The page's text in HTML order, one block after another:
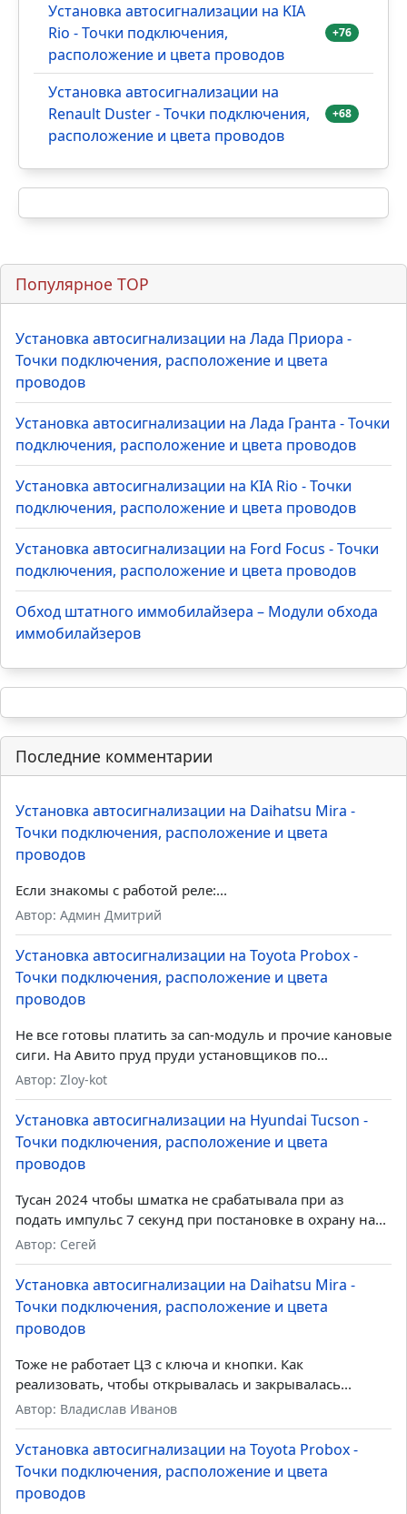
Установка автосигнализации на KIA
Rio - Точки подключения,
расположение и цвета проводов
+76
Установка автосигнализации на
Renault Duster - Точки подключения,
расположение и цвета проводов
+68
Популярное TOP
Установка автосигнализации на Лада Приора -
Точки подключения, расположение и цвета
проводов
Установка автосигнализации на Лада Гранта - Точки
подключения, расположение и цвета проводов
Установка автосигнализации на KIA Rio - Точки
подключения, расположение и цвета проводов
Установка автосигнализации на Ford Focus - Точки
подключения, расположение и цвета проводов
Обход штатного иммобилайзера – Модули обхода
иммобилайзеров
Последние комментарии
Установка автосигнализации на Daihatsu Mira -
Точки подключения, расположение и цвета
проводов
Если знакомы с работой реле:...
Автор: Админ Дмитрий
Установка автосигнализации на Toyota Probox -
Точки подключения, расположение и цвета
проводов
Не все готовы платить за can-модуль и прочие кановые
сиги. На Авито пруд пруди установщиков по...
Автор: Zloy-kot
Установка автосигнализации на Hyundai Tucson -
Точки подключения, расположение и цвета
проводов
Тусан 2024 чтобы шматка не срабатывала при аз
подать импульс 7 секунд при постановке в охрану на...
Автор: Сегей
Установка автосигнализации на Daihatsu Mira -
Точки подключения, расположение и цвета
проводов
Тоже не работает ЦЗ с ключа и кнопки. Как
реализовать, чтобы открывалась и закрывалась...
Автор: Владислав Иванов
Установка автосигнализации на Toyota Probox -
Точки подключения, расположение и цвета
проводов